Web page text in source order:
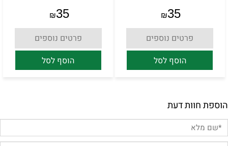
₪35
פרטים נוספים
הוסף לסל
₪35
פרטים נוספים
הוסף לסל
הוספת חוות דעת